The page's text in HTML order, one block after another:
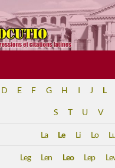
D E F G H I J L
S T U V
La Le Li Lo
Leg Len Leo Lep